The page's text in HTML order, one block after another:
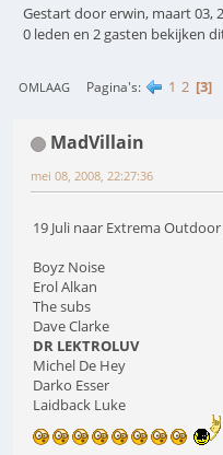
Gestart door erwin, maart 03,
0 leden en 2 gasten bekijken
OMLAAG Pagina's 1 2 3
MadVillain
mei 08, 2008, 22:27:36
19 Juli naar Extrema Outdoor
Boyz Noise
Erol Alkan
The subs
Dave Clarke
DR LEKTROLUV
Michel De Hey
Darko Esser
Laidback Luke